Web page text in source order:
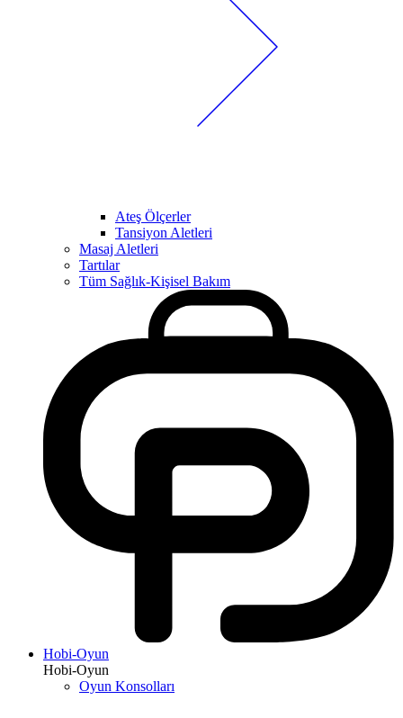
Ateş Ölçerler
Tansiyon Aletleri
Masaj Aletleri
Tartılar
Tüm Sağlık-Kişisel Bakım
Hobi-Oyun
Hobi-Oyun
Oyun Konsolları